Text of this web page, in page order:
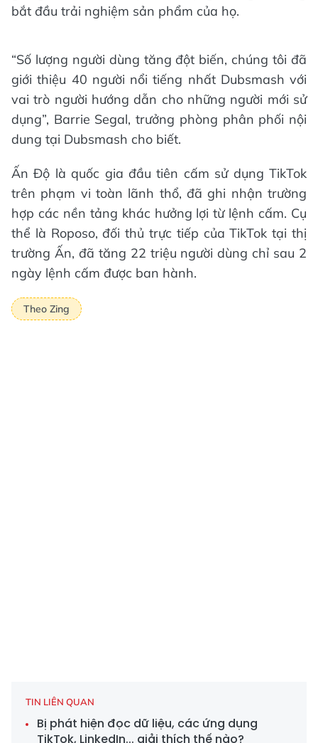
bắt đầu trải nghiệm sản phẩm của họ.
“Số lượng người dùng tăng đột biến, chúng tôi đã
giới thiệu 40 người nổi tiếng nhất Dubsmash với
vai trò người hướng dẫn cho những người mới sử
dụng”, Barrie Segal, trưởng phòng phân phối nội
dung tại Dubsmash cho biết.
Ấn Độ là quốc gia đầu tiên cấm sử dụng TikTok
trên phạm vi toàn lãnh thổ, đã ghi nhận trường
hợp các nền tảng khác hưởng lợi từ lệnh cấm. Cụ
thể là Roposo, đối thủ trực tiếp của TikTok tại thị
trường Ấn, đã tăng 22 triệu người dùng chỉ sau 2
ngày lệnh cấm được ban hành.
Theo Zing
TIN LIÊN QUAN
Bị phát hiện đọc dữ liệu, các ứng dụng
TikTok, LinkedIn... giải thích thế nào?